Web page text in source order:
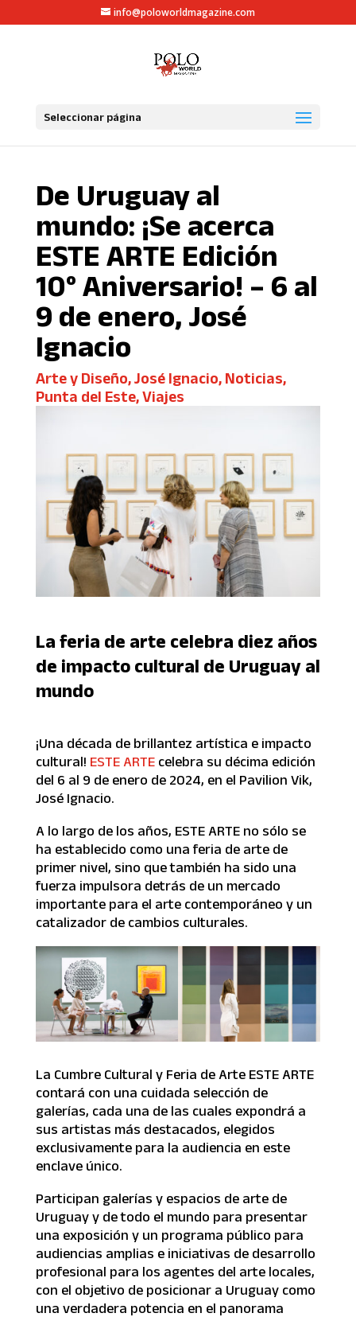
info@poloworldmagazine.com
Seleccionar página
De Uruguay al
mundo: ¡Se acerca
ESTE ARTE Edición
10° Aniversario! – 6 al
9 de enero, José
Ignacio
Arte y Diseño,José Ignacio, Noticias,
Punta del Este,Viajes
La feria de arte celebra diez años
de impacto cultural de Uruguay al
mundo
¡Una década de brillantez artística e impacto
cultural! ESTE ARTEcelebra su décima edición
del 6 al 9 de enero de 2024, en el Pavilion Vik,
José Ignacio.
A lo largo de los años, ESTE ARTE no sólo se
ha establecido como una feria de arte de
primer nivel, sino que también ha sido una
fuerza impulsora detrás de un mercado
importante para el arte contemporáneo y un
catalizador de cambios culturales.
La Cumbre Cultural y Feria de Arte ESTE ARTE
contará con una cuidada selección de
galerías, cada una de las cuales expondrá a
sus artistas más destacados, elegidos
exclusivamente para la audiencia en este
enclave único.
Participan galerías y espacios de arte de
Uruguay y de todo el mundo para presentar
una exposición y un programa público para
audiencias amplias e iniciativas de desarrollo
profesional para los agentes del arte locales,
con el objetivo de posicionar a Uruguay como
una verdadera potencia en el panorama